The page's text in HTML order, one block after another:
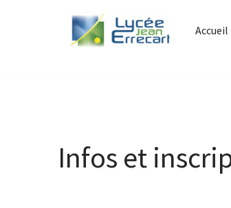
Accueil
Infos et